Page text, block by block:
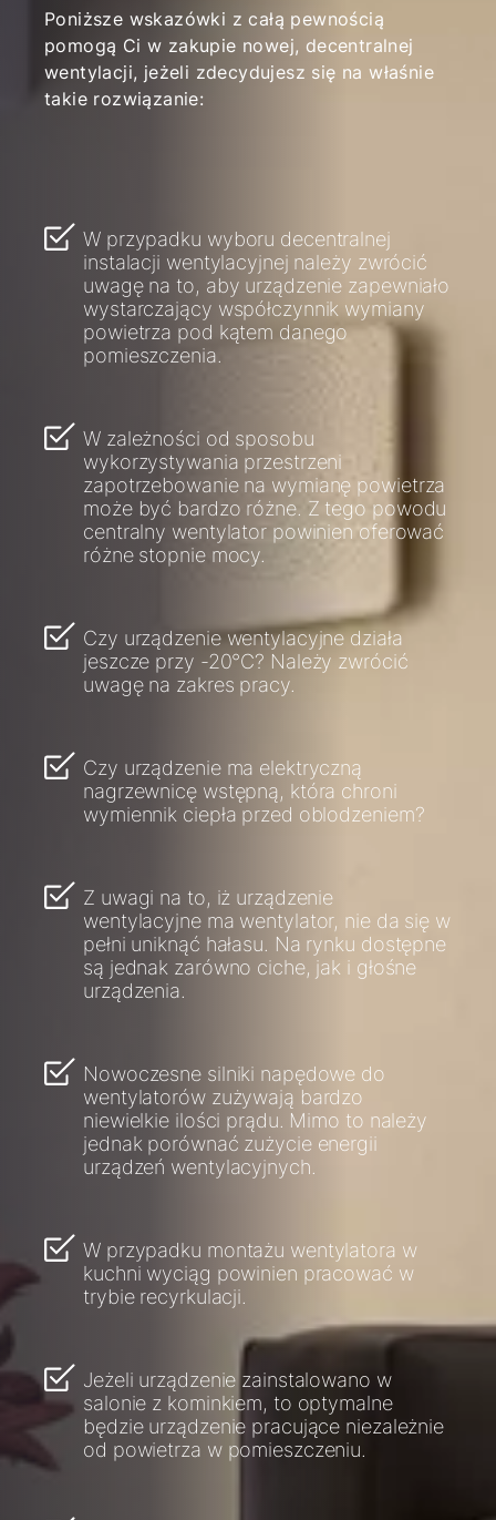
Poniższe wskazówki z całą pewnością
pomogą Ci w zakupie nowej, decentralnej
wentylacji, jeżeli zdecydujesz się na właśnie
takie rozwiązanie:
W przypadku wyboru decentralnej
instalacji wentylacyjnej należy zwrócić
uwagę na to, aby urządzenie zapewniało
wystarczający współczynnik wymiany
powietrza pod kątem danego
pomieszczenia.
W zależności od sposobu
wykorzystywania przestrzeni
zapotrzebowanie na wymianę powietrza
może być bardzo różne. Z tego powodu
centralny wentylator powinien oferować
różne stopnie mocy.
Czy urządzenie wentylacyjne działa
jeszcze przy -20°C? Należy zwrócić
uwagę na zakres pracy.
Czy urządzenie ma elektryczną
nagrzewnicę wstępną, która chroni
wymiennik ciepła przed oblodzeniem?
Z uwagi na to, iż urządzenie
wentylacyjne ma wentylator, nie da się w
pełni uniknąć hałasu. Na rynku dostępne
są jednak zarówno ciche, jak i głośne
urządzenia.
Nowoczesne silniki napędowe do
wentylatorów zużywają bardzo
niewielkie ilości prądu. Mimo to należy
jednak porównać zużycie energii
urządzeń wentylacyjnych.
W przypadku montażu wentylatora w
kuchni wyciąg powinien pracować w
trybie recyrkulacji.
Jeżeli urządzenie zainstalowano w
salonie z kominkiem, to optymalne
będzie urządzenie pracujące niezależnie
od powietrza w pomieszczeniu.